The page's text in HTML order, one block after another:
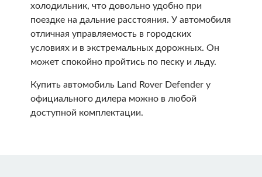
холодильник, что довольно удобно при
поездке на дальние расстояния. У автомобиля
отличная управляемость в городских
условиях и в экстремальных дорожных. Он
может спокойно пройтись по песку и льду.
Купить автомобиль Land Rover Defender у
официального дилера можно в любой
доступной комплектации.